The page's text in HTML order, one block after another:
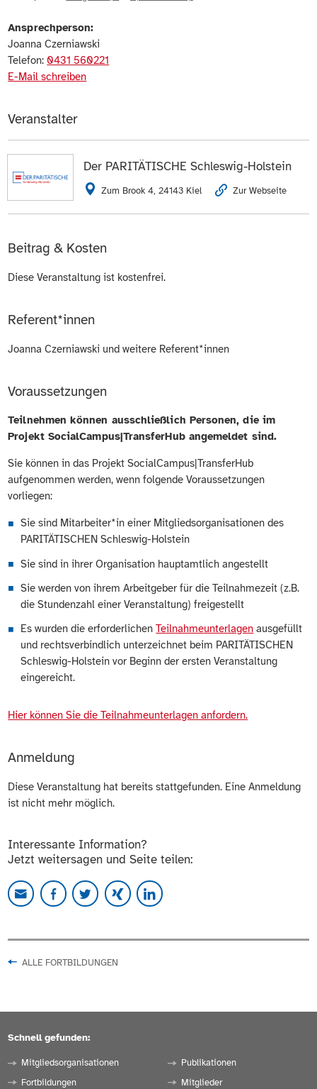
Ansprechperson:
Joanna Czerniawski
Telefon: 0431 560221
E-Mail schreiben
Veranstalter
Der PARITÄTISCHE Schleswig-Holstein
Zum Brook 4, 24143 Kiel Zur Webseite
Beitrag & Kosten
Diese Veranstaltung ist kostenfrei.
Referent*innen
Joanna Czerniawski und weitere Referent*innen
Voraussetzungen
Teilnehmen können ausschließlich Personen, die im
Projekt SocialCampus|TransferHub angemeldet sind.
Sie können in das Projekt SocialCampus|TransferHub
aufgenommen werden, wenn folgende Voraussetzungen
vorliegen:
Sie sind Mitarbeiter*in einer Mitgliedsorganisationen des
PARITÄTISCHEN Schleswig-Holstein
Sie sind in ihrer Organisation hauptamtlich angestellt
Sie werden von ihrem Arbeitgeber für die Teilnahmezeit (z.B.
die Stundenzahl einer Veranstaltung) freigestellt
Es wurden die erforderlichenTeilnahmeunterlagen ausgefüllt
und rechtsverbindlich unterzeichnet beim PARITÄTISCHEN
Schleswig-Holstein vor Beginn der ersten Veranstaltung
eingereicht.
Hier können Sie die Teilnahmeunterlagen anfordern.
Anmeldung
Diese Veranstaltung hat bereits stattgefunden. Eine Anmeldung
ist nicht mehr möglich.
Interessante Information?
Jetzt weitersagen und Seite teilen:
ALLE FORTBILDUNGEN
Schnell gefunden:
Mitgliedsorganisationen
Fortbildungen
Publikationen
Mitglieder